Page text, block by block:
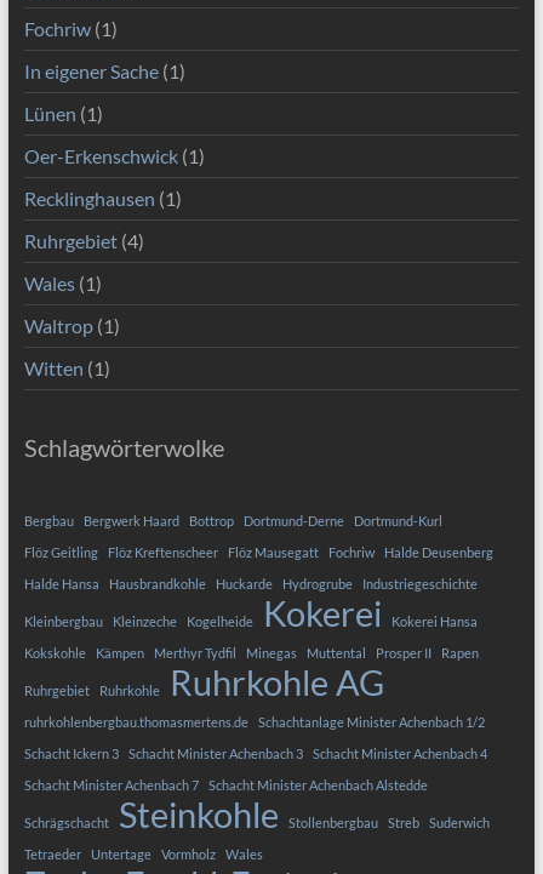
Fochriw(1)
In eigener Sache(1)
Lünen (1)
Oer-Erkenschwick(1)
Recklinghausen (1)
Ruhrgebiet(4)
Wales(1)
Waltrop(1)
Witten (1)
Schlagwörterwolke
Bergbau Bergwerk Haard Bottrop Dortmund-Derne
Dortmund-Kurl
Flöz Geitling
Flöz Kreftenscheer Flöz Mausegatt Fochriw
Halde Deusenberg
Halde Hansa
Hausbrandkohle Huckarde Hydrogrube Industriegeschichte
Kleinbergbau Kleinzeche Kogelheide Kokerei
Kokerei Hansa
Kokskohle
Kämpen Merthyr Tydfil Minegas Muttental Prosper II Rapen
Ruhrgebiet Ruhrkohle Ruhrkohle AG
ruhrkohlenbergbau.thomasmertens.de
Schachtanlage Minister Achenbach 1/2
Schacht Ickern 3
Schacht Minister Achenbach 3
Schacht Minister Achenbach 4
Schacht Minister Achenbach 7
Schacht Minister Achenbach Alstedde
Schrägschacht Steinkohle Stollenbergbau Streb
Suderwich
Tetraeder
Untertage Vormholz Wales